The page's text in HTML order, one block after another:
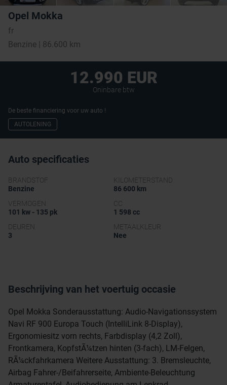
Opel Mokka
fr
Benzine | 86.600 km
12.990 EUR
Oninbare btw
De beste financiering voor uw auto !
AUTOLENING
Auto specificaties
BRANDSTOF
Benzine
KILOMETERSTAND
86 600 km
VERMOGEN
101 kw - 135 pk
CC
1 598 cc
DEUREN
3
METAALKLEUR
Nee
Beschrijving van het voertuig occasie
Opel Mokka Sonderausstattung: Audio-Navigationssystem
Navi RF 900 Europa Touch (IntelliLink 8-Display),
Ergonomiesitz vorn rechts, Farbdisplay (4,2 Zoll),
Frontkamera, KopfstÃ¼tzen hinten (3-fach), LM-Felgen,
RÃ¼ckfahrkamera Weitere Ausstattung: 3. Bremsleuchte,
Airbag Fahrer-/Beifahrerseite, Ambiente-Beleuchtung